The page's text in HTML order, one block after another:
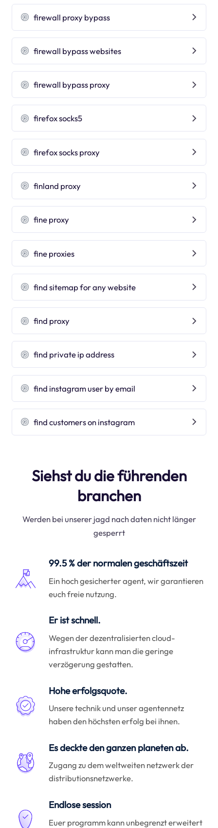
firewall proxy bypass
firewall bypass websites
firewall bypass proxy
firefox socks5
firefox socks proxy
finland proxy
fine proxy
fine proxies
find sitemap for any website
find proxy
find private ip address
find instagram user by email
find customers on instagram
Siehst du die führenden
branchen
Werden bei unserer jagd nach daten nicht länger
gesperrt
99.5 % der normalen geschäftszeit
Ein hoch gesicherter agent, wir garantieren
euch freie nutzung.
Er ist schnell.
Wegen der dezentralisierten cloud-
infrastruktur kann man die geringe
verzögerung gestatten.
Hohe erfolgsquote.
Unsere technik und unser agentennetz
haben den höchsten erfolg bei ihnen.
Es deckte den ganzen planeten ab.
Zugang zu dem weltweiten netzwerk der
distributionsnetzwerke.
Endlose session
Euer programm kann unbegrenzt erweitert